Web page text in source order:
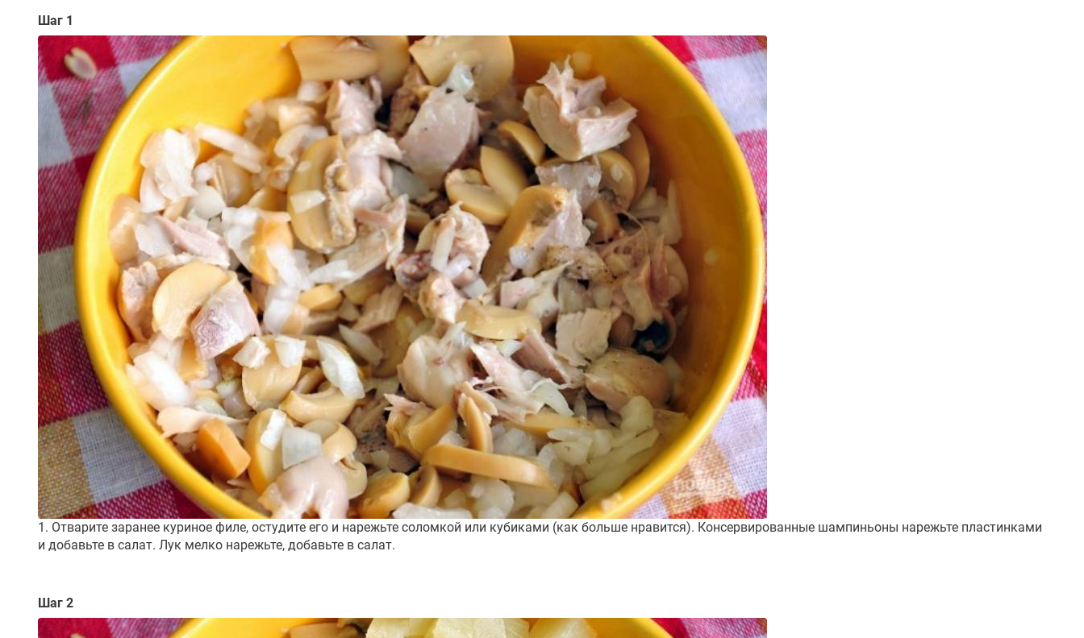
Шаг 1
1. Отварите заранее куриное филе, остудите его и нарежьте соломкой или кубиками (как больше нравится). Консервированные шампиньоны нарежьте пластинками
и добавьте в салат. Лук мелко нарежьте, добавьте в салат.
Шаг 2